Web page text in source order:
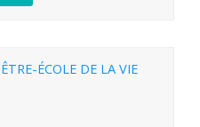
ÉCOLE DE LA VIE